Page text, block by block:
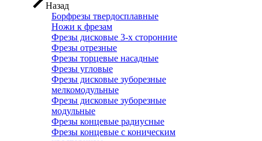
Назад
Борфрезы твердосплавные
Ножи к фрезам
Фрезы дисковые 3-х сторонние
Фрезы отрезные
Фрезы торцевые насадные
Фрезы угловые
Фрезы дисковые зуборезные
мелкомодульные
Фрезы дисковые зуборезные
модульные
Фрезы концевые радиусные
Фрезы концевые с коническим